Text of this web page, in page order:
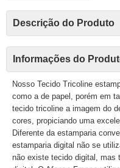
Descrição do Produto
Informações do
Nosso Tecido Tricoline
como a de papel, porém em
tecido tricoline a imagem do
cores, propiciando uma
Diferente da estamparia
estamparia digital não se
não existe tecido digital, mas